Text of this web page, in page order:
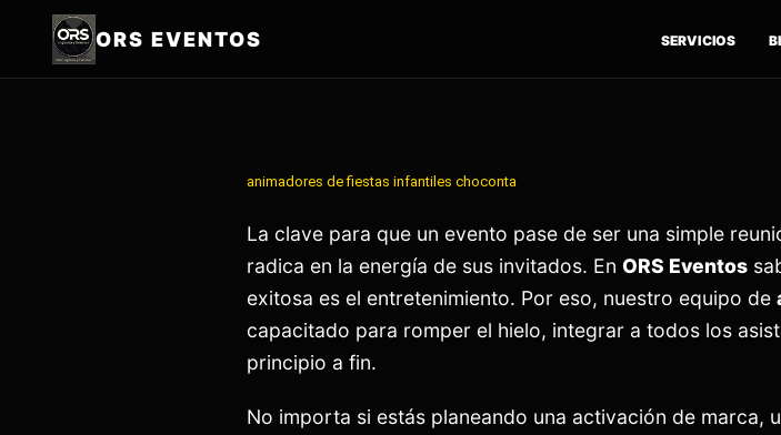
ORS EVENTOS SERVICIOS
animadores de fiestas infantiles choconta
La clave para que un evento pase de ser una simple
radica en la energía de sus invitados. En ORS Eventos
exitosa es el entretenimiento. Por eso, nuestro equipo de
capacitado para romper el hielo, integrar a todos los
principio a fin.
No importa si estás planeando una activación de marca,